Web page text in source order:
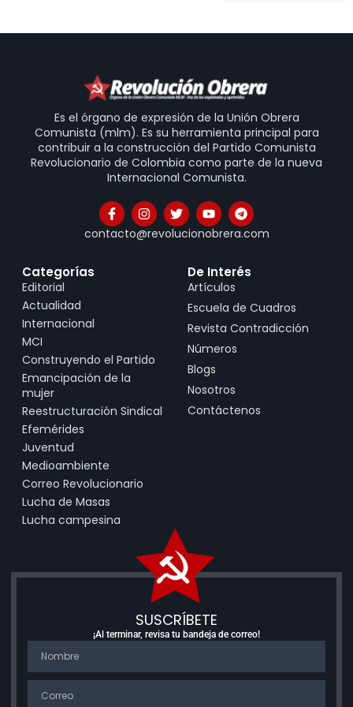
Es el órgano de expresión de la Unión Obrera
Comunista (mlm). Es su herramienta principal para
contribuir a la construcción del Partido Comunista
Revolucionario de Colombia como parte de la nueva
Internacional Comunista.
contacto@revolucionobrera.com
Categorías
Editorial
Actualidad
Internacional
MCI
Construyendo el Partido
Emancipación de la
mujer
Reestructuración Sindical
Efemérides
Juventud
Medioambiente
Correo Revolucionario
Lucha de Masas
Lucha campesina
De Interés
Artículos
Escuela de Cuadros
Revista Contradicción
Números
Blogs
Nosotros
Contáctenos
SUSCRÍBETE
¡Al terminar, revisa tu bandeja de correo!